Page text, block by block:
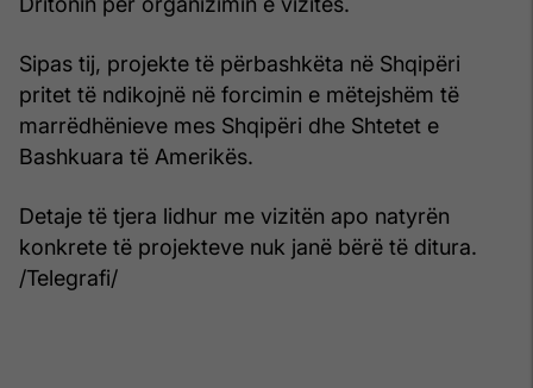
Sipas tij, projekte të përbashkëta në Shqipëri
pritet të ndikojnë në forcimin e mëtejshëm të
marrëdhënieve mes Shqipëri dhe Shtetet e
Bashkuara të Amerikës.
Detaje të tjera lidhur me vizitën apo natyrën
konkrete të projekteve nuk janë bërë të ditura.
/Telegrafi/